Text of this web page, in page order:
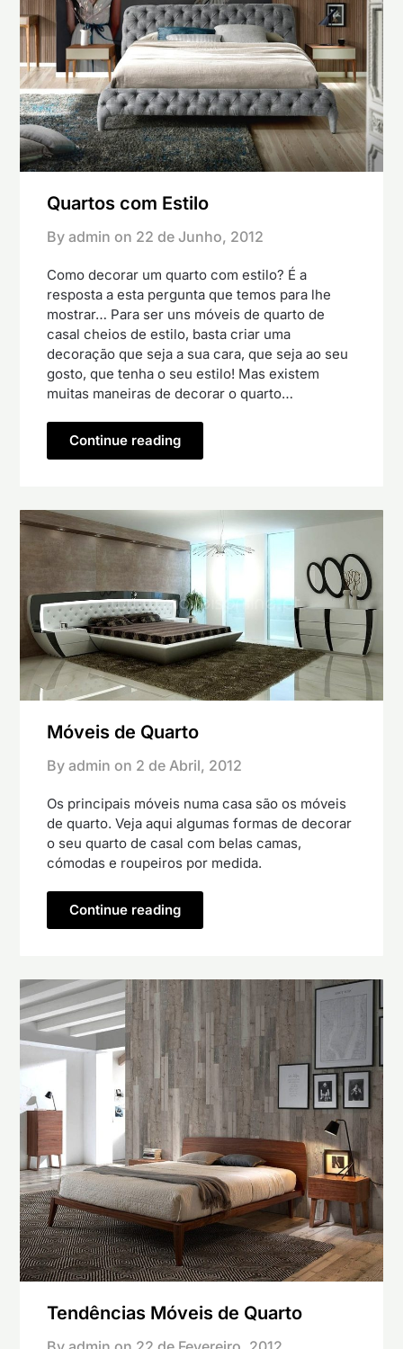
Quartos com Estilo
By admin on 22 de Junho, 2012
Como decorar um quarto com estilo? É a
resposta a esta pergunta que temos para lhe
mostrar… Para ser uns móveis de quarto de
casal cheios de estilo, basta criar uma
decoração que seja a sua cara, que seja ao seu
gosto, que tenha o seu estilo! Mas existem
muitas maneiras de decorar o quarto…
Continue reading
Móveis de Quarto
By admin on 2 de Abril, 2012
Os principais móveis numa casa são os móveis
de quarto. Veja aqui algumas formas de decorar
o seu quarto de casal com belas camas,
cómodas e roupeiros por medida.
Continue reading
Tendências Móveis de Quarto